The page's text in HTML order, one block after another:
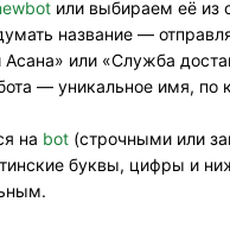
или выбираем её из
название —
или «Служба
— уникальное имя, по
на bot (строчными или
буквы, цифры и